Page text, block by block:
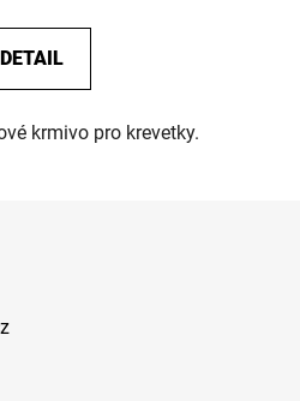
DETAIL
krmivo pro krevetky.